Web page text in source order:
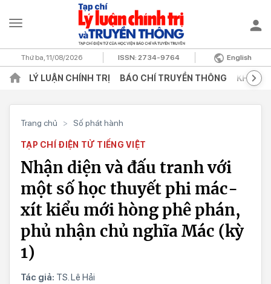
Thứ ba, 11/08/2026 ISSN:2734-9764 English
LÝ LUẬN CHÍNH TRỊ BÁO CHÍ TRUYỀN THÔNG KHOA
Trang chủ > Số phát hành
TẠP CHÍ ĐIỆN TỬ TIẾNG VIỆT
Nhận diện và đấu tranh với
một số học thuyết phi mác-
xít kiểu mới hòng phê phán,
phủ nhận chủ nghĩa Mác (kỳ
1)
Tác giả: TS. Lê Hải